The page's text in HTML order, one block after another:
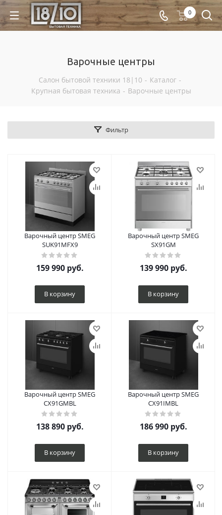
0
Варочные центры
Салон бытовой техники 18|10 - Каталог -
Крупная бытовая техника - Варочные центры
Фильтр
Варочный центр SMEG
SUK91MFX9
159 990руб.
В корзину
Варочный центр SMEG
SX91GM
139 990руб.
В корзину
Варочный центр SMEG
CX91GMBL
138 890руб.
В корзину
Варочный центр SMEG
CX91IMBL
186 990руб.
В корзину